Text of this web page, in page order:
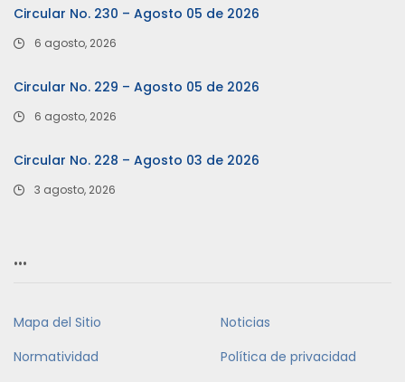
Circular No. 230 – Agosto 05 de 2026
6 agosto, 2026
Circular No. 229 – Agosto 05 de 2026
6 agosto, 2026
Circular No. 228 – Agosto 03 de 2026
3 agosto, 2026
…
Mapa del Sitio
Noticias
Normatividad
Política de privacidad